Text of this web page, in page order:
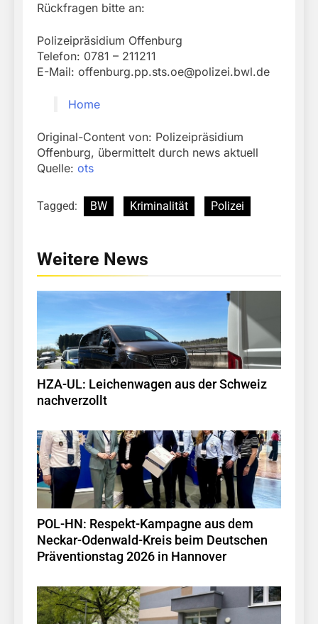
Rückfragen bitte an:
Polizeipräsidium Offenburg
Telefon: 0781 – 211211
E-Mail: offenburg.pp.sts.oe@polizei.bwl.de
Home
Original-Content von: Polizeipräsidium
Offenburg, übermittelt durch news aktuell
Quelle: ots
Tagged: BW Kriminalität Polizei
Weitere News
HZA-UL: Leichenwagen aus der Schweiz
nachverzollt
POL-HN: Respekt-Kampagne aus dem
Neckar-Odenwald-Kreis beim Deutschen
Präventionstag 2026 in Hannover